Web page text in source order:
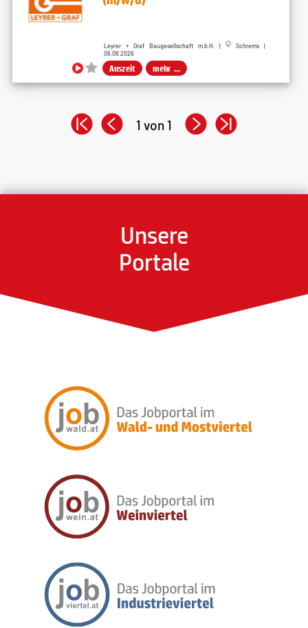
Leyrer + Graf Baugesellschaft m.b.H. |
Schrems |
06.08.2026
Auszeit mehr ...
1 von 1
Unsere
Portale